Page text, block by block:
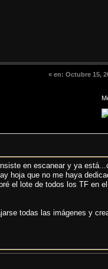
« en: Octubre 15,
en escanear y ya
hoja que no me haya
el lote de todos los TF en
todas las imágenes y